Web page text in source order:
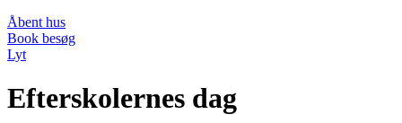
Åbent hus
Book besøg
Lyt
Efterskolernes dag